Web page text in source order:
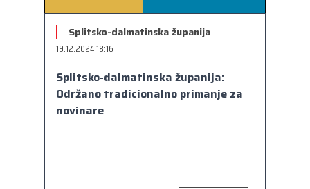
Splitsko-dalmatinska županija
19.12.2024 18:16
Splitsko-dalmatinska županija:
Održano tradicionalno primanje za
novinare